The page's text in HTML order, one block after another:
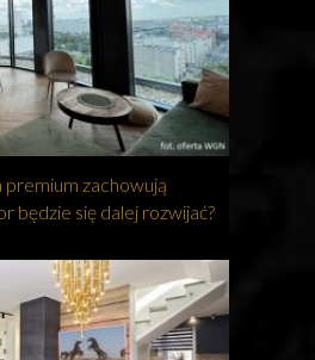
zachowują
będzie się dalej rozwijać?